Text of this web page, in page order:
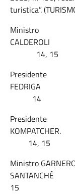
turistica”.
Ministro
14, 15
Presidente
14
Presidente
14, 15
Ministro
15